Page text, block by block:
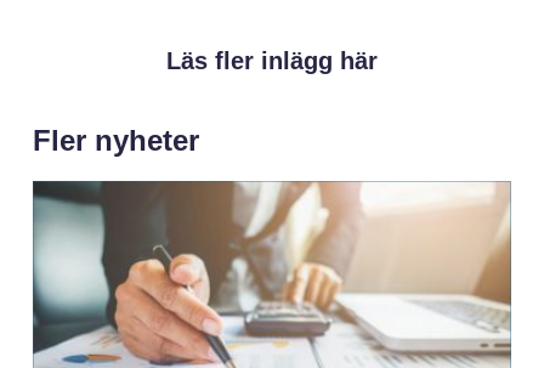
Läs fler inlägg här
Fler nyheter